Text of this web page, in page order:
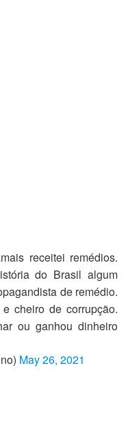
receitei remédios.
do Brasil algum
de remédio.
cheiro de corrupção.
ou ganhou dinheiro
May 26, 2021